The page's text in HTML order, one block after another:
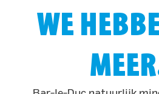
WE